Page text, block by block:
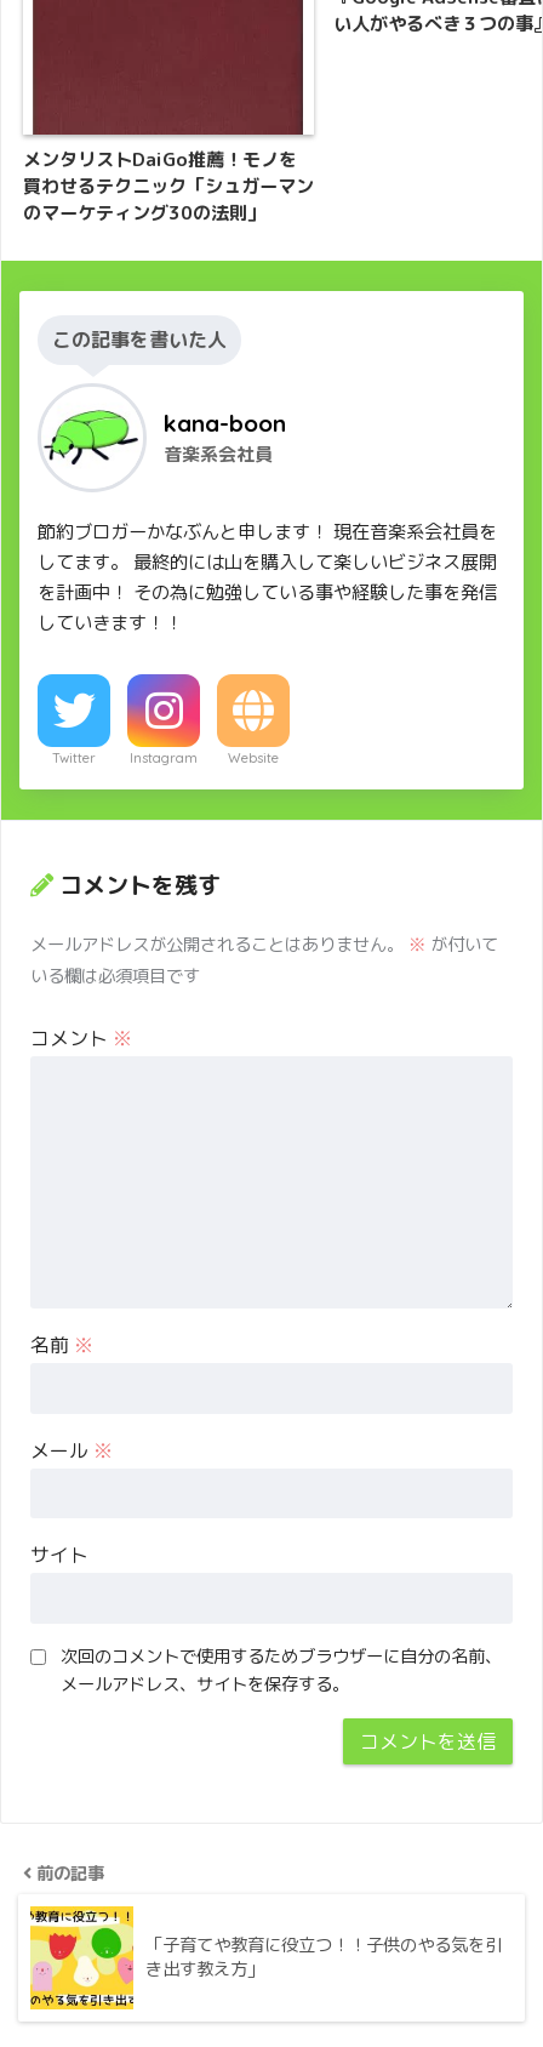
メンタリストDaiGo推薦！モノを
買わせるテクニック「シュガーマン
のマーケティング30の法則」
い人がやるべき３つの事
この記事を書いた人
kana-boon
音楽系会社員
節約ブロガーかなぶんと申します！ 現在音楽系会社員を
してます。 最終的には山を購入して楽しいビジネス展開
を計画中！ その為に勉強している事や経験した事を発信
していきます！！
Twitter Instagram Website
コメントを残す
メールアドレスが公開されることはありません。 ※ が付いて
いる欄は必須項目です
コメント ※
名前 ※
メール ※
サイト
次回のコメントで使用するためブラウザーに自分の名前、
メールアドレス、サイトを保存する。
前の記事
「子育てや教育に役立つ！！子供のやる気を引
き出す教え方」